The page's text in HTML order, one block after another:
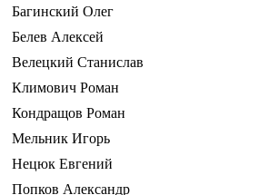
Багинский Олег
Белев Алексей
Велецкий Станислав
Климович Роман
Кондращов Роман
Мельник Игорь
Нецюк Евгений
Попков Александр